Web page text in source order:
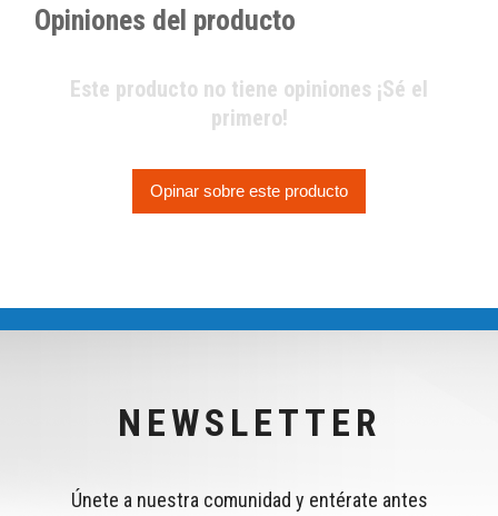
Opiniones del producto
Este producto no tiene opiniones ¡Sé el
primero!
Opinar sobre este producto
NEWSLETTER
Únete a nuestra comunidad y entérate antes